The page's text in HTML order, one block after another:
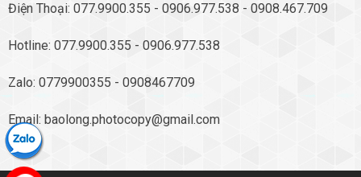
Điện Thoại: 077.9900.355 - 0906.977.538 - 0908.467.709
Hotline: 077.9900.355 - 0906.977.538
Zalo: 0779900355 - 0908467709
Email: baolong.photocopy@gmail.com